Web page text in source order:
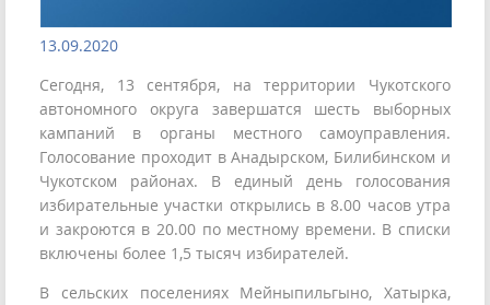
13.09.2020
Сегодня, 13 сентября, на территории Чукотского
автономного округа завершатся шесть выборных
кампаний в органы местного самоуправления.
Голосование проходит в Анадырском, Билибинском и
Чукотском районах. В единый день голосования
избирательные участки открылись в 8.00 часов утра
и закроются в 20.00 по местному времени. В списки
включены более 1,5 тысяч избирателей.
В сельских поселениях Мейныпильгыно, Хатырка,